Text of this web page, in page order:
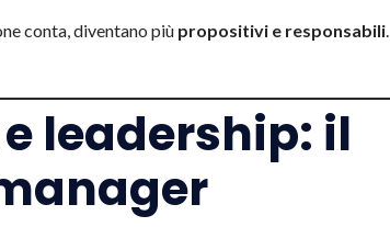
conta, diventano più propositivi e responsabili.
leadership: il